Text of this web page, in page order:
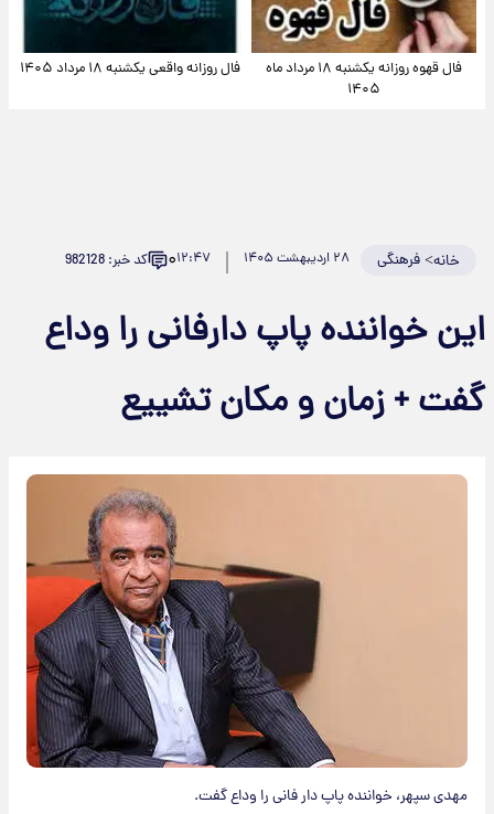
فال قهوه روزانه یکشنبه ۱۸ مرداد ماه
۱۴۰۵
فال روزانه واقعی یکشنبه ۱۸ مرداد ۱۴۰۵
خانه>فرهنگی ۲۸ اردیبهشت ۱۴۰۵ ۱۲:۴۷۰ کد خبر: 982128
خواننده پاپ دارفانی را وداع
+ زمان و مکان تشییع
مهدی سپهر، خواننده پاپ دار فانی را وداع گفت.